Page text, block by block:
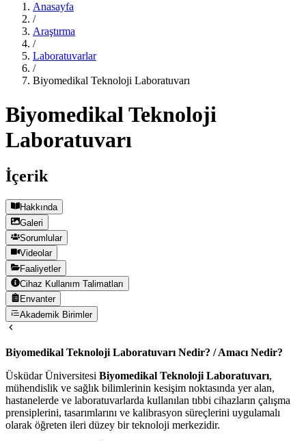
Anasayfa
/
Araştırma
/
Laboratuvarlar
/
Biyomedikal Teknoloji Laboratuvarı
Biyomedikal Teknoloji
Laboratuvarı
İçerik
Hakkında
Galeri
Sorumlular
Videolar
Faaliyetler
Cihaz Kullanım Talimatları
Envanter
Akademik Birimler
Biyomedikal Teknoloji Laboratuvarı Nedir? / Amacı Nedir?
Üsküdar Üniversitesi Biyomedikal Teknoloji Laboratuvarı,
mühendislik ve sağlık bilimlerinin kesişim noktasında yer alan,
hastanelerde ve laboratuvarlarda kullanılan tıbbi cihazların çalışma
prensiplerini, tasarımlarını ve kalibrasyon süreçlerini uygulamalı
olarak öğreten ileri düzey bir teknoloji merkezidir.